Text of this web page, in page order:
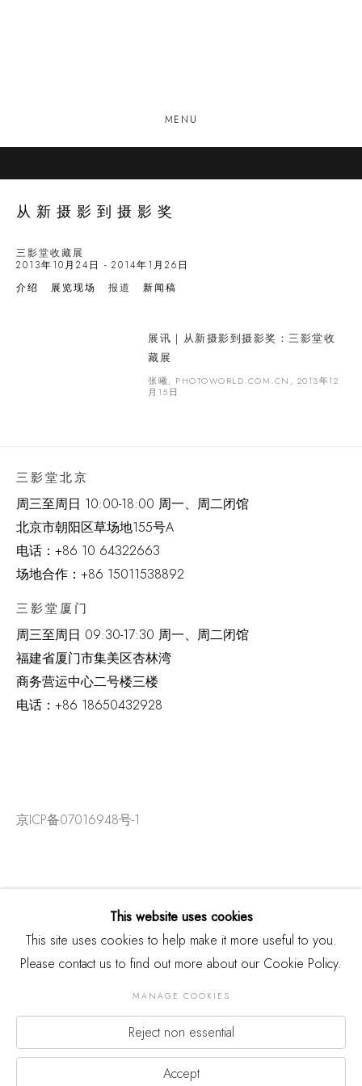
MENU
从新摄影到摄影奖
三影堂收藏展
2013年10月24日 - 2014年1月26日
介绍
展览现场 报道 新闻稿
展讯｜从新摄影到摄影奖：三影堂收
藏展
张曦, PHOTOWORLD.COM.CN, 2013年12
月15日
三影堂北京
周三至周日 10:00-18:00 周一、周二闭馆
北京市朝阳区草场地155号A
电话： +86 10 64322663
场地合作：+86 15011538892
三影堂厦门
周三至周日 09:30-17:30 周一、周二闭馆
福建省厦门市集美区杏林湾
商务营运中心二号楼三楼
电话： +86 18650432928
京ICP备07016948号-1
版权 2026 THREE SHADOWS
Manage cookies
This website uses cookies
This site uses cookies to help make it more useful to you.
Please contact us to find out more about our Cookie Policy.
MANAGE COOKIES
Reject non essential
Accept